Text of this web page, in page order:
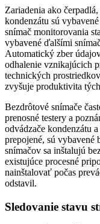
Zariadenia ako
kondenzátu sú
snímač monitorovania
vybavené ďalšími
Automatický zber
odhalenie vznikajúcich
technických
zvyšuje produktivita
Bezdrôtové snímače
prenosné testery a
odvádzače kondenzátu
prepojené, sú vybavené
snímačov sa inštalujú
existujúce procesné
nainštalovať počas
odstavil.
Sledovanie stavu